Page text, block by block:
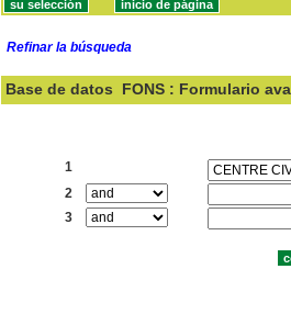
Refinar la búsqueda
Base de datos FONS : Formulario
1
2
3